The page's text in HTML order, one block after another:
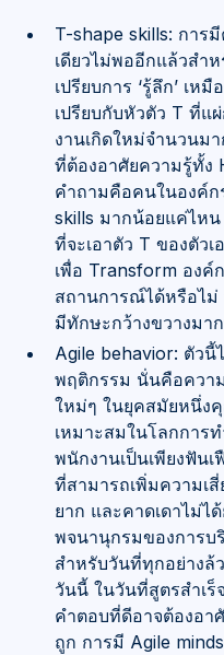
T-shape skills: การ
เดียวไม่พออีกแล้วสำ
เปรียบการ ‘รู้ลึก’ เห
เปรียบกับหัวตัว T ที่แ
งานเกิดใหม่จำนวนม
ที่ต้องอาศัยความรู้ทั้ง
คำถามคือคนในองค์
skills มากน้อยแค่ไห
ที่จะเอาตัว T ของตัวเ
เพื่อ Transform อง
สถานการณ์ได้หรือไ
มีทักษะกว้างขวางมา
Agile behavior: ตัว
พฤติกรรม นั่นคือควา
ใหม่ๆ ในยุคสมัยหนึ่ง
เหมาะสมในโลกการ
พนักงานเป็นเพียงฟัน
ที่สามารถเพิ่มความเ
ยาก และคาดเดาไม่ไ
พจนานุกรมของการบ
สำหรับวันที่ทุกอย่างล้
วันนี้ ในวันที่สูตรสำเร็
คำตอบที่ดีอาจต้องอา
ถูก การมี Agile